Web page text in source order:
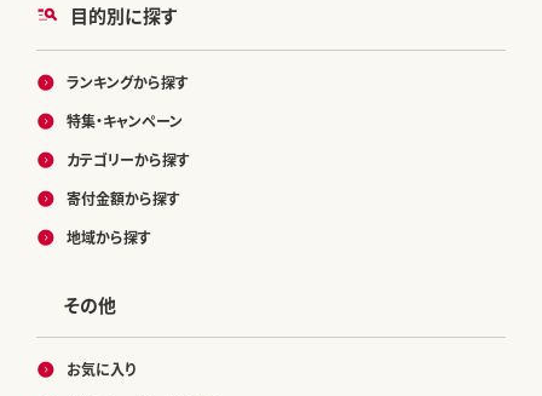
目的別に探す
ランキングから探す
特集・キャンペーン
カテゴリーから探す
寄付金額から探す
地域から探す
その他
お気に入り